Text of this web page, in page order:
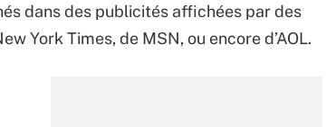
dans des publicités affichées par des
York Times, de MSN, ou encore d’AOL.